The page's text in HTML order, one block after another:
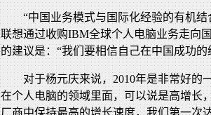
“中国业务模式与国际化经验的有机
联想通过收购IBM全球个人电脑业务走向
的建议是：“我们要相信自己在中国成功
对于杨元庆来说，2010年是非常好的
在个人电脑的领域里面，可以说是高增长
厂商中保持最高的增长速度，我们第一次